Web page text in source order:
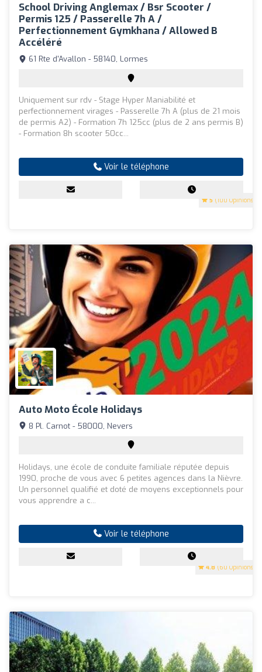
School Driving Anglemax / Bsr Scooter /
Permis 125 / Passerelle 7h A /
Perfectionnement Gymkhana / Allowed B
Accéléré
5 (100 Opinions)
61 Rte d'Avallon - 58140, Lormes
Uniquement sur rdv - Stage Hyper Maniabilité et
perfectionnement virages - Passerelle 7h A (plus de 21 mois
de permis A2) - Formation 7h 125cc (plus de 2 ans permis B)
- Formation 8h scooter 50cc...
Voir le téléphone
Auto Moto École Holidays
4.8 (60 Opinions)
8 Pl. Carnot - 58000, Nevers
Holidays, une école de conduite familiale réputée depuis
1990, proche de vous avec 6 petites agences dans la Nièvre.
Un personnel qualifié et doté de moyens exceptionnels pour
vous apprendre a c...
Voir le téléphone